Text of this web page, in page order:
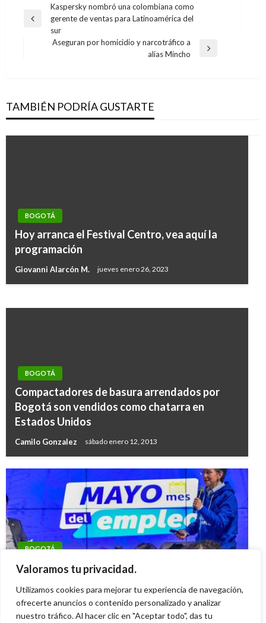
Valoramos tu privacidad.
Utilizamos cookies para mejorar tu experiencia de navegación,
ofrecerte anuncios o contenido personalizado y analizar
nuestro tráfico. Al hacer clic en "Aceptar todo", das tu
Navegación
de
entradas
Entrada
Kaspersky nombró una colombiana como
gerente de ventas para Latinoamérica del
sur
Aseguran por homicidio y narcotráfico a
alias Mincho
TAMBIÉN PODRÍA GUSTARTE
BOGOTÁ
Hoy arranca el Festival Centro, vea aquí la
programación
Giovanni Alarcón M. jueves enero 26, 2023
Se presentaron disturbios en la Universidad
BOGOTÁ
Compactadores de basura arrendados por
Bogotá son vendidos como chatarra en
Estados Unidos
Camilo Gonzalez sábado enero 12, 2013
BOGOTÁ
Entre 2020 y 2022 Distrito ha colocado en el
Iván Briceño miércoles mayo 3, 2023